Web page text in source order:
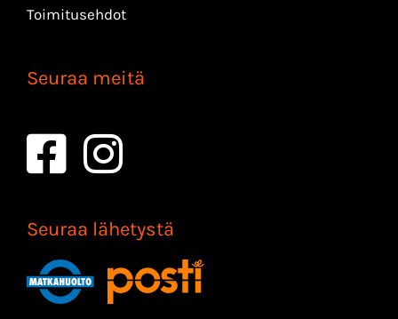
Toimitusehdot
Seuraa meitä
Seuraa lähetystä